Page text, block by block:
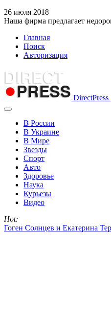
26 июля 2018
Наша фирма предлагает
Главная
Поиск
Авторизация
DirectPress
В России
В Украине
В Мире
Звезды
Спорт
Авто
Здоровье
Наука
Курьезы
Видео
Hot:
Гоген Солнцев и Екатерина